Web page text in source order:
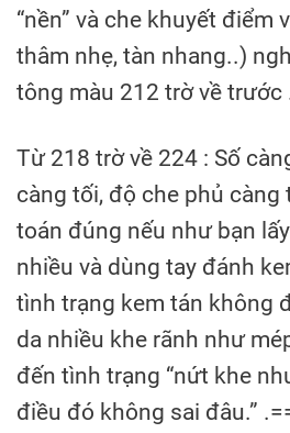
“nền” và che khuyết điểm
thâm nhẹ, tàn nhang..)
tông màu 212 trờ về trước
Từ 218 trờ về 224 : Số
càng tối, độ che phủ càng
toán đúng nếu như bạn
nhiều và dùng tay đánh
tình trạng kem tán không
da nhiều khe rãnh như
đến tình trạng “nứt khe
điều đó không sai đâu.”